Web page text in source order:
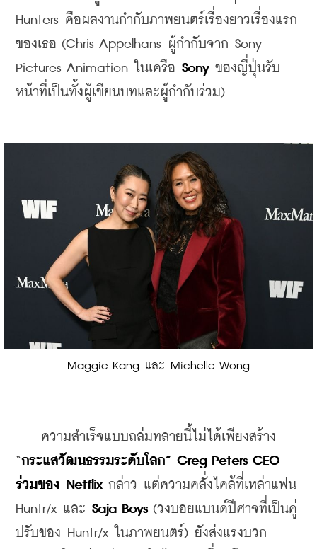
Hunters คือผลงานกำกับภาพยนตร์เรื่องยาวเรื่องแรก
ของเธอ (Chris Appelhans ผู้กำกับจาก Sony
Pictures Animation ในเครือ Sony ของญี่ปุ่นรับ
หน้าที่เป็นทั้งผู้เขียนบทและผู้กำกับร่วม)
Maggie Kang และ Michelle Wong
ความสำเร็จแบบถล่มทลายนี้ไม่ได้เพียงสร้าง
“กระแสวัฒนธรรมระดับโลก” Greg Peters CEO
ร่วมของ Netflix กล่าว แต่ความคลั่งไคล้ที่เหล่าแฟน
Huntr/x และ Saja Boys (วงบอยแบนด์ปีศาจที่เป็นคู่
ปรับของ Huntr/x ในภาพยนตร์) ยังส่งแรงบวก